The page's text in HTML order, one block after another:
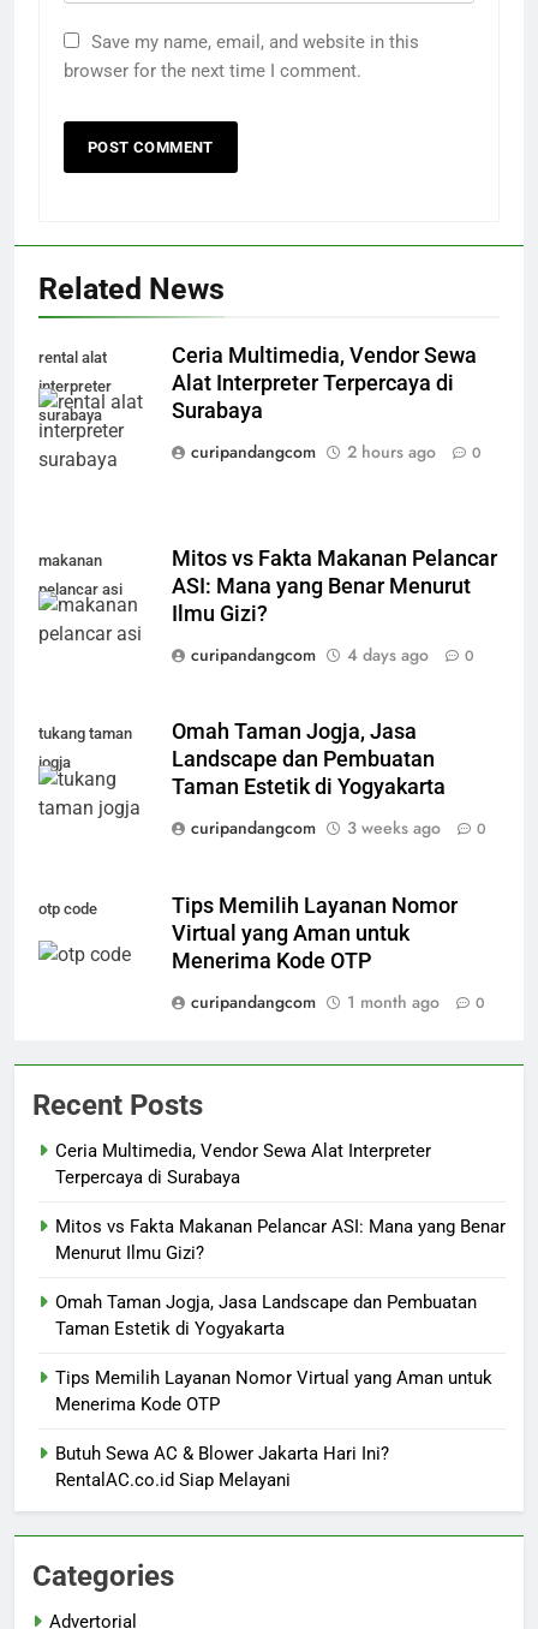
Save my name, email, and website in this
browser for the next time I comment.
Related News
rental alat
interpreter
surabaya
Ceria Multimedia, Vendor Sewa
Alat Interpreter Terpercaya di
Surabaya
curipandangcom
2 hours ago 0
makanan
pelancar asi
Mitos vs Fakta Makanan Pelancar
ASI: Mana yang Benar Menurut
Ilmu Gizi?
curipandangcom
4 days ago 0
tukang taman
jogja
Omah Taman Jogja, Jasa
Landscape dan Pembuatan
Taman Estetik di Yogyakarta
curipandangcom
3 weeks ago 0
otp code
Tips Memilih Layanan Nomor
Virtual yang Aman untuk
Menerima Kode OTP
curipandangcom
1 month ago 0
Recent Posts
Ceria Multimedia, Vendor Sewa Alat Interpreter
Terpercaya di Surabaya
Mitos vs Fakta Makanan Pelancar ASI: Mana yang Benar
Menurut Ilmu Gizi?
Omah Taman Jogja, Jasa Landscape dan Pembuatan
Taman Estetik di Yogyakarta
Tips Memilih Layanan Nomor Virtual yang Aman untuk
Menerima Kode OTP
Butuh Sewa AC & Blower Jakarta Hari Ini?
RentalAC.co.id Siap Melayani
Categories
Advertorial